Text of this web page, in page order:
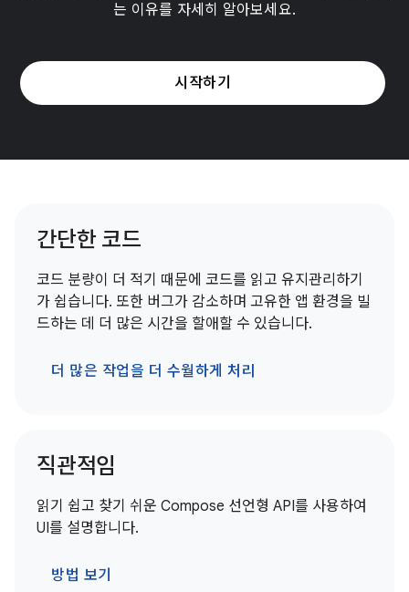
는 이유를 자세히 알아보세요.
시작하기
간단한 코드
코드 분량이 더 적기 때문에 코드를 읽고 유지관리하기
가 쉽습니다. 또한 버그가 감소하며 고유한 앱 환경을 빌
드하는 데 더 많은 시간을 할애할 수 있습니다.
더 많은 작업을 더 수월하게 처리
직관적임
읽기 쉽고 찾기 쉬운 Compose 선언형 API를 사용하여
UI를 설명합니다.
방법 보기